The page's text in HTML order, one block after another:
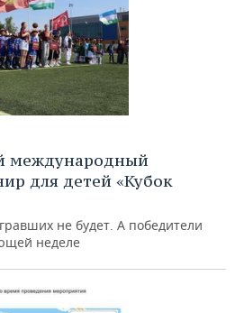
международный
для детей «Кубок
не будет. А победители
неделе